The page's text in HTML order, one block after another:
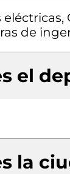
de
el
la